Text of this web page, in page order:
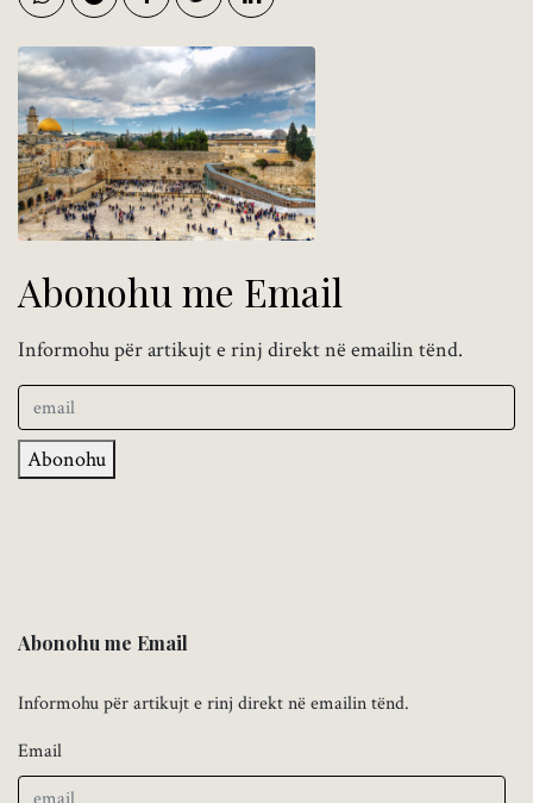
Abonohu me Email
Informohu për artikujt e rinj direkt në emailin tënd.
Abonohu
Abonohu me Email
Informohu për artikujt e rinj direkt në emailin tënd.
Email